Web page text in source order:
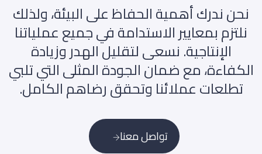
نحن ندرك أهمية الحفاظ على البيئة، ولذلك
نلتزم بمعايير الاستدامة في جميع عملياتنا
الإنتاجية. نسعى لتقليل الهدر وزيادة
الكفاءة، مع ضمان الجودة المثلى التي تلبي
تطلعات عملائنا وتحقق رضاهم الكامل.
تواصل معنا